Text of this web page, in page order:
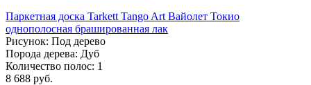
Паркетная доска Tarkett Tango Art Вайолет Токио
однополосная брашированная лак
Рисунок: Под дерево
Порода дерева: Дуб
Количество полос: 1
8 688 руб.